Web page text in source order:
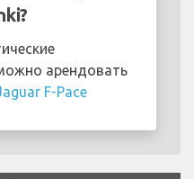
арендовать
Jaguar F-Pace